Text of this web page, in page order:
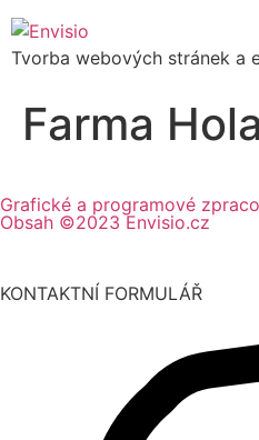
Tvorba webových stránek a
Farma
Grafické a programové
Obsah ©2023 Envisio.cz
KONTAKTNÍ FORMULÁŘ